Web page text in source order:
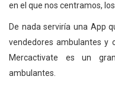
en el que nos centramos,
De nada serviría una App
vendedores ambulantes y
Mercactivate es un
ambulantes.